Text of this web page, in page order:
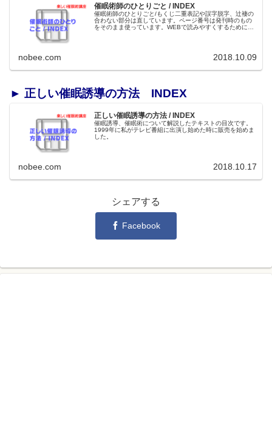
催眠術師のひとりごと / INDEX
催眠術師のひとりごと/もくじ二重表記や誤字脱字、辻褄の
合わない部分は直しています。ページ番号は発刊時のもの
をそのまま使っています。WEBで読みやすくするために縦
nobee.com 2018.10.09
► 正しい催眠誘導の方法 INDEX
正しい催眠誘導の方法 / INDEX
催眠誘導、催眠術について解説したテキストの目次です。
1999年に私がテレビ番組に出演し始めた時に販売を始めま
した。
nobee.com 2018.10.17
シェアする
Facebook